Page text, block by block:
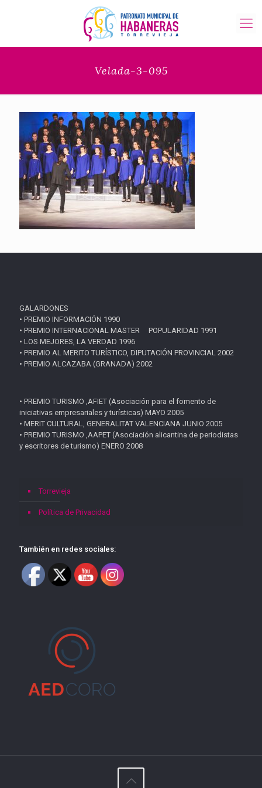
Velada-3-095
GALARDONES
• PREMIO INFORMACIÓN 1990
• PREMIO INTERNACIONAL MASTER POPULARIDAD 1991
• LOS MEJORES, LA VERDAD 1996
• PREMIO AL MERITO TURÍSTICO, DIPUTACIÓN PROVINCIAL 2002
• PREMIO ALCAZABA (GRANADA) 2002
• PREMIO TURISMO ,AFIET (Asociación para el fomento de
iniciativas empresariales y turísticas) MAYO 2005
• MERIT CULTURAL, GENERALITAT VALENCIANA JUNIO 2005
• PREMIO TURISMO ,AAPET (Asociación alicantina de periodistas
y escritores de turismo) ENERO 2008
Torrevieja
Política de Privacidad
También en redes sociales: